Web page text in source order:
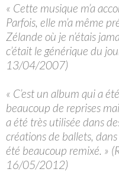
« Cette musique m’a
Parfois, elle m’a même
Zélande où je n’étais
c’était le générique du
13/04/2007)
« C’est un album qui a
beaucoup de reprises
a été très utilisée dans
créations de ballets,
été beaucoup remixé. »
16/05/2012)